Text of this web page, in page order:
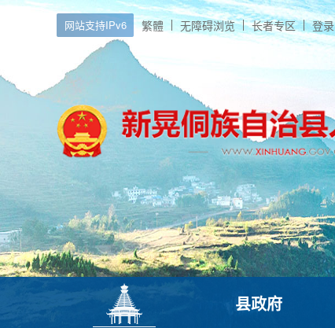
网站支持IPv6 繁體 无障碍浏览 长者专区 登录
县政府